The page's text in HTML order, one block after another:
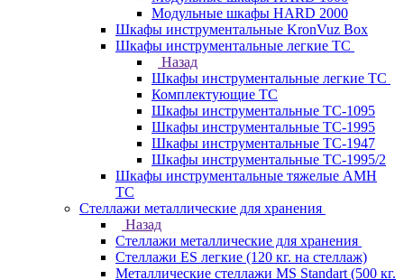
Модульные шкафы HARD 2000
Шкафы инструментальные KronVuz Box
Шкафы инструментальные легкие ТС
Назад
Шкафы инструментальные легкие ТС
Комплектующие ТС
Шкафы инструментальные TC-1095
Шкафы инструментальные TC-1995
Шкафы инструментальные ТС-1947
Шкафы инструментальные ТС-1995/2
Шкафы инструментальные тяжелые AMH
TC
Стеллажи металлические для хранения
Назад
Стеллажи металлические для хранения
Стеллажи ES легкие (120 кг. на стеллаж)
Металлические стеллажи MS Standart (500 кг.